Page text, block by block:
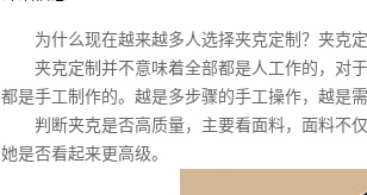
为什么现在越来越多人选择夹克定制？夹克定
夹克定制并不意味着全部都是人工作的，对于
都是手工制作的。越是多步骤的手工操作，越是
判断夹克是否高质量，主要看面料，面料不仅
她是否看起来更高级。